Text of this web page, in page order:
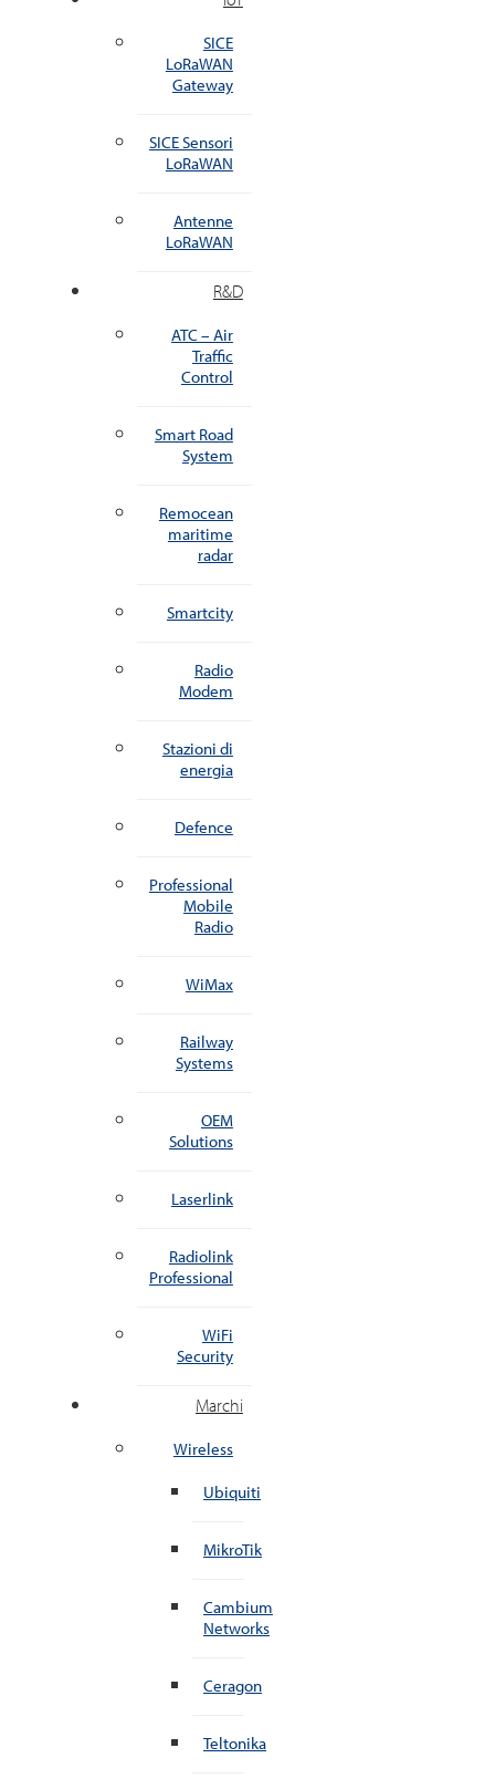
SICE
LoRaWAN
Gateway
SICE Sensori
LoRaWAN
Antenne
LoRaWAN
R&D
ATC – Air
Traffic
Control
Smart Road
System
Remocean
maritime
radar
Smartcity
Radio
Modem
Stazioni di
energia
Defence
Professional
Mobile
Radio
WiMax
Railway
Systems
OEM
Solutions
Laserlink
Radiolink
Professional
WiFi
Security
Marchi
Wireless
Ubiquiti
MikroTik
Cambium
Networks
Ceragon
Teltonika